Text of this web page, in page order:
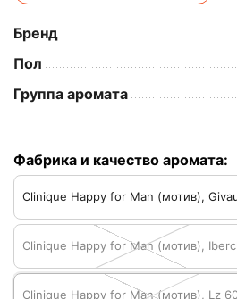
Бренд
Пол
Группа аромата
Фабрика и качество аромата:
Clinique Happy for Man (мотив),
Clinique Happy for Man (мотив),
Clinique Happy for Man (мотив), Lz